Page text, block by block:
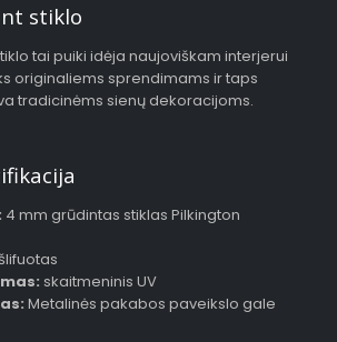
stiklo
tai puiki idėja naujoviškam interjerui
originaliems sprendimams ir taps
tradicinėms sienų dekoracijoms.
4 mm grūdintas stiklas Pilkington
skaitmeninis UV
Metalinės pakabos paveikslo gale